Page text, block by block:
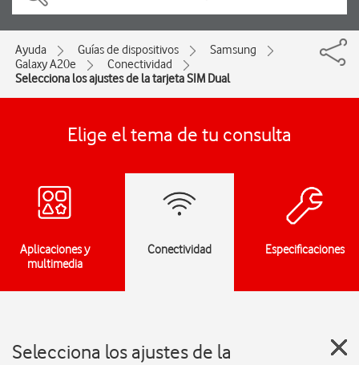
Ayuda Guías de dispositivos
Samsung
Galaxy A20e
Conectividad
Selecciona los ajustes de la tarjeta SIM Dual
Elige el tema de tu consulta
Aplicaciones y
multimedia
Conectividad Especificaciones
Selecciona los ajustes de la